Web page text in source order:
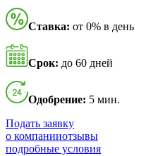
Ставка: от 0% в день
Срок: до 60 дней
Одобрение: 5 мин.
Подать заявку
о компанииотзывы
подробные условия